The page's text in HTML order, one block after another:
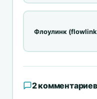
Флоулинк
2 комментариев